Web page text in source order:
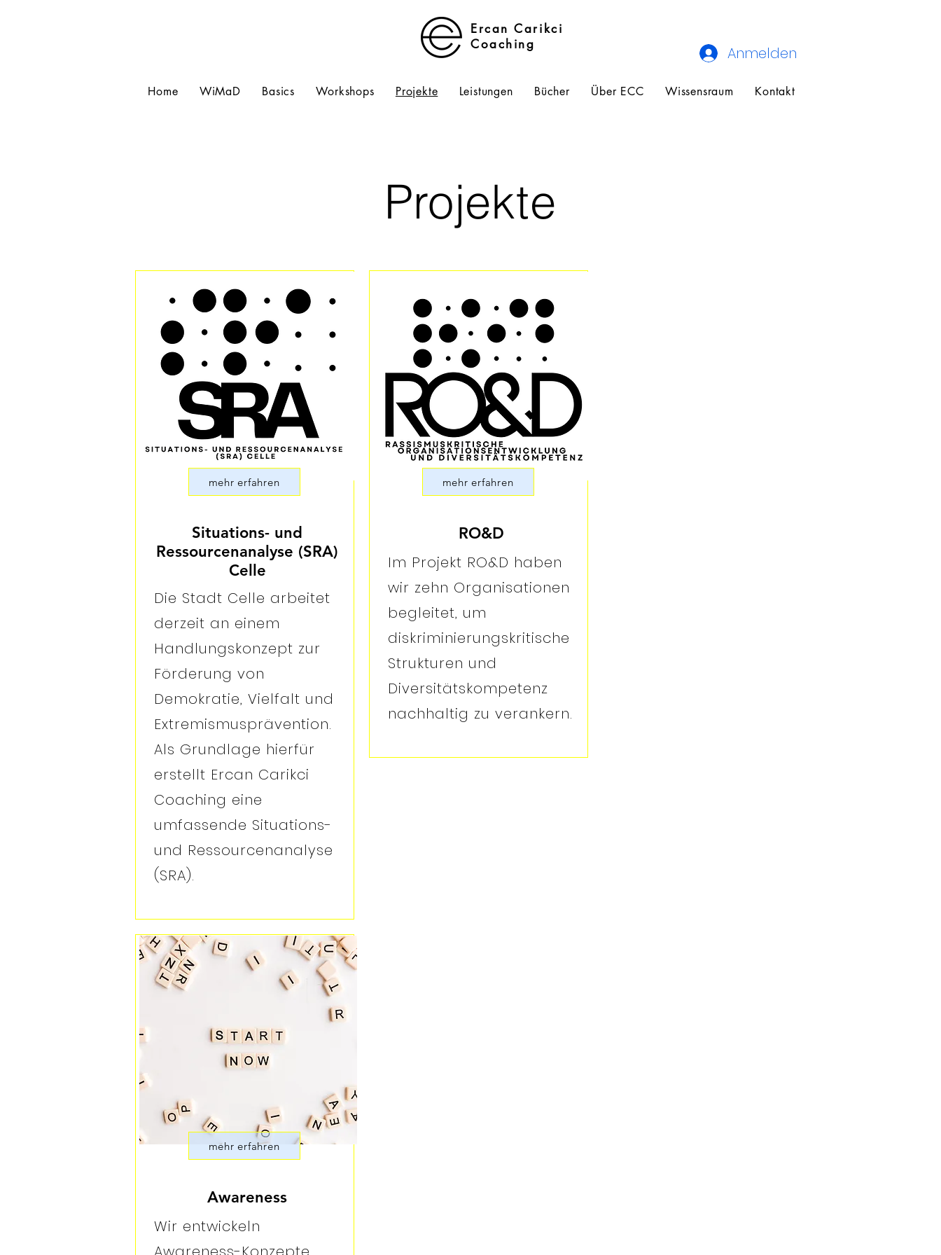
Ercan Carikci
Coaching
Anmelden
Home WiMaD Basics Workshops Projekte Leistungen Bücher Über ECC Wissensraum Kontakt
Projekte
mehr erfahren
Situations- und
Ressourcenanalyse (SRA)
Celle
Die Stadt Celle arbeitet
derzeit an einem
Handlungskonzept zur
Förderung von
Demokratie, Vielfalt und
Extremismusprävention.
Als Grundlage hierfür
erstellt Ercan Carikci
Coaching eine
umfassende Situations-
und Ressourcenanalyse
(SRA).
mehr erfahren
RO&D
Im Projekt RO&D haben
wir zehn Organisationen
begleitet, um
diskriminierungskritische
Strukturen und
Diversitätskompetenz
nachhaltig zu verankern.
mehr erfahren
Awareness
Wir entwickeln